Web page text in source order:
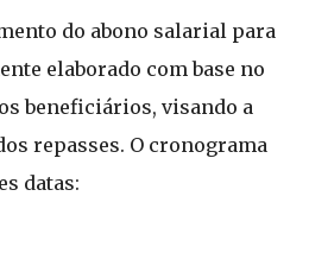
do abono salarial para
elaborado com base no
beneficiários, visando a
repasses. O cronograma
datas: